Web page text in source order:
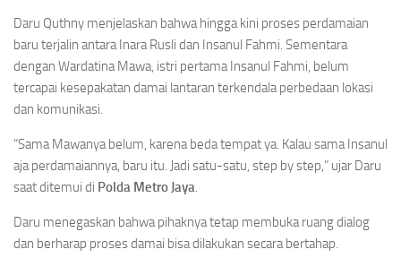
Daru Quthny menjelaskan bahwa hingga kini proses perdamaian
baru terjalin antara Inara Rusli dan Insanul Fahmi. Sementara
dengan Wardatina Mawa, istri pertama Insanul Fahmi, belum
tercapai kesepakatan damai lantaran terkendala perbedaan lokasi
dan komunikasi.
“Sama Mawanya belum, karena beda tempat ya. Kalau sama Insanul
aja perdamaiannya, baru itu. Jadi satu-satu, step by step,” ujar Daru
saat ditemui di Polda Metro Jaya.
Daru menegaskan bahwa pihaknya tetap membuka ruang dialog
dan berharap proses damai bisa dilakukan secara bertahap.